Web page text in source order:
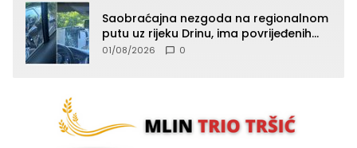
Saobraćajna nezgoda na regionalnom
putu uz rijeku Drinu, ima povrijeđenih
lica (FOTO)
01/08/2026 0